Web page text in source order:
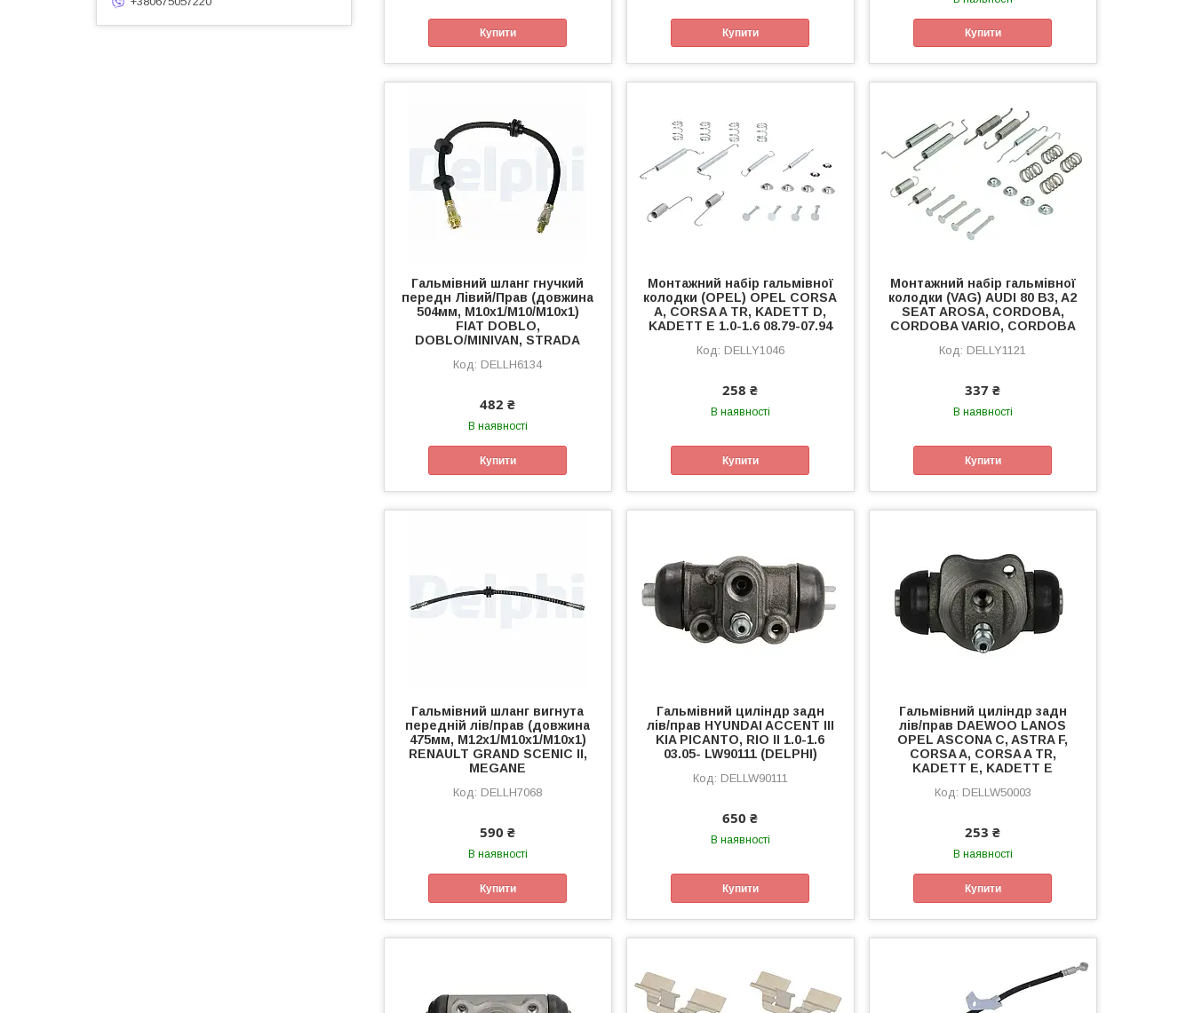
Купити Купити Купити
Гальмівний шланг гнучкий
передн Лівий/Прав (довжина
504мм, M10x1/M10/M10x1)
FIAT DOBLO,
DOBLO/MINIVAN, STRADA
DELLH6134
482 ₴
В наявності
Купити
Монтажний набір гальмівної
колодки (OPEL) OPEL CORSA
A, CORSA A TR, KADETT D,
KADETT E 1.0-1.6 08.79-07.94
DELLY1046
258 ₴
В наявності
Купити
Монтажний набір гальмівної
колодки (VAG) AUDI 80 B3, A2
SEAT AROSA, CORDOBA,
CORDOBA VARIO, CORDOBA
DELLY1121
337 ₴
В наявності
Купити
Гальмівний шланг вигнута
передній лів/прав (довжина
475мм, M12x1/M10x1/M10x1)
RENAULT GRAND SCENIC II,
MEGANE
DELLH7068
590 ₴
В наявності
Купити
Гальмівний циліндр задн
лів/прав HYUNDAI ACCENT III
KIA PICANTO, RIO II 1.0-1.6
03.05- LW90111 (DELPHI)
DELLW90111
650 ₴
В наявності
Купити
Гальмівний циліндр задн
лів/прав DAEWOO LANOS
OPEL ASCONA C, ASTRA F,
CORSA A, CORSA A TR,
KADETT E, KADETT E
DELLW50003
253 ₴
В наявності
Купити